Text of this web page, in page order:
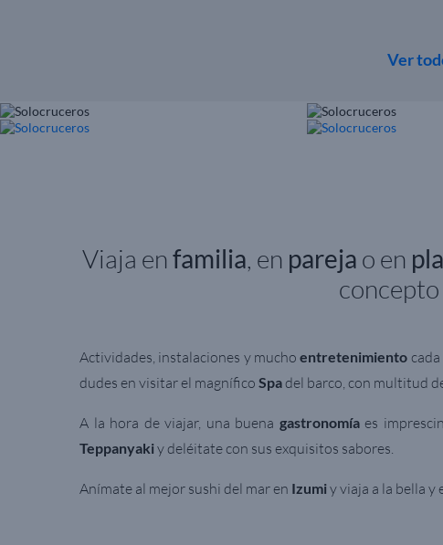
Ver
Viaja en familia, en pareja o en
Actividades, instalaciones y mucho entretenimiento
dudes en visitar el magnífico Spadel barco, con multitud
A la hora de viajar, una buena gastronomíaes
Teppanyakiy deléitate con sus exquisitos sabores.
Anímate al mejor sushi del mar en Izumiy viaja a la bella